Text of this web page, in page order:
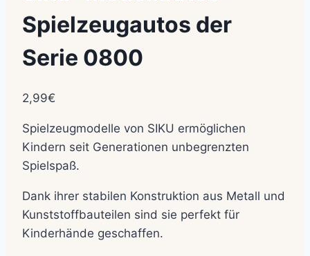
Spielzeugautos der
Serie 0800
2,99€
Spielzeugmodelle von SIKU ermöglichen
Kindern seit Generationen unbegrenzten
Spielspaß.
Dank ihrer stabilen Konstruktion aus Metall und
Kunststoffbauteilen sind sie perfekt für
Kinderhände geschaffen.